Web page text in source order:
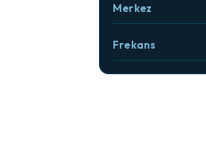
Merkez
Frekans